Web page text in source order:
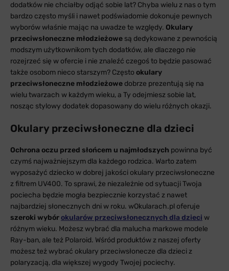
dodatków nie chciałby odjąć sobie lat? Chyba wielu z nas o tym
bardzo często myśli i nawet podświadomie dokonuje pewnych
wyborów właśnie mając na uwadze te względy. Okulary
przeciwsłoneczne młodzieżowe są dedykowane z pewnością
modszym użytkownikom tych dodatków, ale dlaczego nie
rozejrzeć się w ofercie i nie znaleźć czegoś to będzie pasować
także osobom nieco starszym? Często okulary
przeciwsłoneczne młodzieżowe dobrze prezentują się na
wielu twarzach w każdym wieku, a Ty odejmiesz sobie lat,
nosząc stylowy dodatek dopasowany do wielu różnych okazji.
Okulary przeciwsłoneczne dla dzieci
Ochrona oczu przed słońcem u najmłodszych powinna być
czymś najważniejszym dla każdego rodzica. Warto zatem
wyposażyć dziecko w dobrej jakości okulary przeciwsłoneczne
z filtrem UV400. To sprawi, że niezależnie od sytuacji Twoja
pociecha będzie mogła bezpiecznie korzystać z nawet
najbardziej słonecznych dni w roku. wOkularach.pl oferuje
szeroki wybórokularów przeciwsłonecznych dla dzieci w
różnym wieku. Możesz wybrać dla malucha markowe modele
Ray-ban, ale też Polaroid. Wśród produktów z naszej oferty
możesz też wybrać okulary przeciwsłonecze dla dzieci z
polaryzacją, dla większej wygody Twojej pociechy.